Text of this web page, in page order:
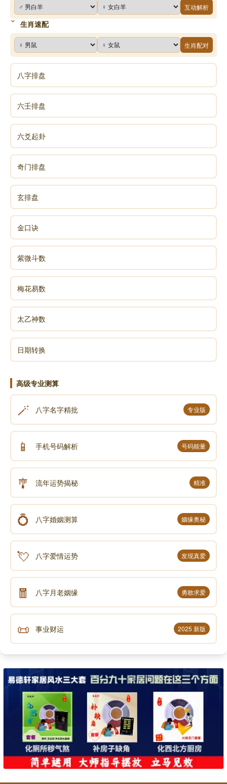
互动解析
生肖速配
生肖配对
八字排盘
六壬排盘
六爻起卦
奇门排盘
玄排盘
金口诀
紫微斗数
梅花易数
太乙神数
日期转换
高级专业测算
🪄 八字名字精批 专业版
📱 手机号码解析 号码能量
🎐 流年运势揭秘 精准
💍 八字婚姻测算 姻缘奥秘
💘 八字爱情运势 发现真爱
🧧 八字月老姻缘 勇敢求爱
📜 事业财运 2025 新版